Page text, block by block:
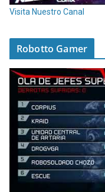
Visita Nuestro Canal
Robotto Gamer